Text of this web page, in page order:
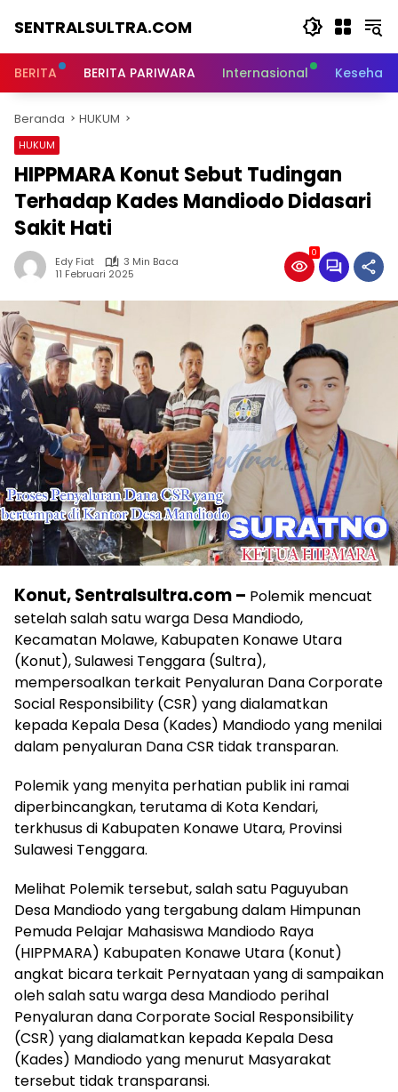
SENTRALSULTRA.COM
BERITA BERITA PARIWARA Internasional
Beranda HUKUM
HUKUM
HIPPMARA Konut Sebut Tudingan
Terhadap Kades Mandiodo Didasari
Sakit Hati
Edy Fiat
3 Min Baca
11 Februari 2025
0
Konut, Sentralsultra.com – Polemik mencuat
setelah salah satu warga Desa Mandiodo,
Kecamatan Molawe, Kabupaten Konawe Utara
(Konut), Sulawesi Tenggara (Sultra),
mempersoalkan terkait Penyaluran Dana Corporate
Social Responsibility (CSR) yang dialamatkan
kepada Kepala Desa (Kades) Mandiodo yang menilai
dalam penyaluran Dana CSR tidak transparan.
Polemik yang menyita perhatian publik ini ramai
diperbincangkan, terutama di Kota Kendari,
terkhusus di Kabupaten Konawe Utara, Provinsi
Sulawesi Tenggara.
Melihat Polemik tersebut, salah satu Paguyuban
Desa Mandiodo yang tergabung dalam Himpunan
Pemuda Pelajar Mahasiswa Mandiodo Raya
(HIPPMARA) Kabupaten Konawe Utara (Konut)
angkat bicara terkait Pernyataan yang di sampaikan
oleh salah satu warga desa Mandiodo perihal
Penyaluran dana Corporate Social Responsibility
(CSR) yang dialamatkan kepada Kepala Desa
(Kades) Mandiodo yang menurut Masyarakat
tersebut tidak transparansi.